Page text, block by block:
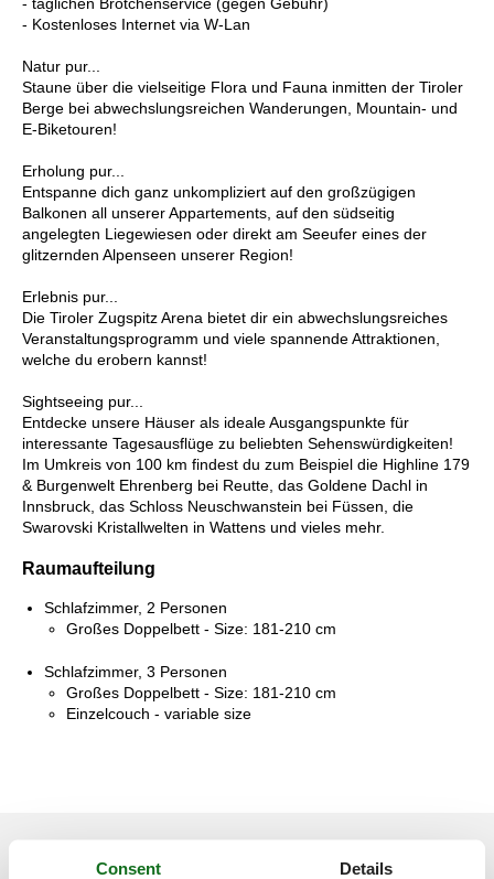
- Kostenloses Internet via W-Lan
Natur pur...
Staune über die vielseitige Flora und Fauna inmitten der Tiroler
Berge bei abwechslungsreichen Wanderungen, Mountain- und
E-Biketouren!
Erholung pur...
Entspanne dich ganz unkompliziert auf den großzügigen
Balkonen all unserer Appartements, auf den südseitig
angelegten Liegewiesen oder direkt am Seeufer eines der
glitzernden Alpenseen unserer Region!
Erlebnis pur...
Die Tiroler Zugspitz Arena bietet dir ein abwechslungsreiches
Veranstaltungsprogramm und viele spannende Attraktionen,
welche du erobern kannst!
Sightseeing pur...
Entdecke unsere Häuser als ideale Ausgangspunkte für
interessante Tagesausflüge zu beliebten Sehenswürdigkeiten!
Im Umkreis von 100 km findest du zum Beispiel die Highline 179
& Burgenwelt Ehrenberg bei Reutte, das Goldene Dachl in
Innsbruck, das Schloss Neuschwanstein bei Füssen, die
Swarovski Kristallwelten in Wattens und vieles mehr.
Raumaufteilung
Schlafzimmer, 2 Personen
Großes Doppelbett - Size: 181-210 cm
Schlafzimmer, 3 Personen
Großes Doppelbett - Size: 181-210 cm
Einzelcouch - variable size
Consent Details